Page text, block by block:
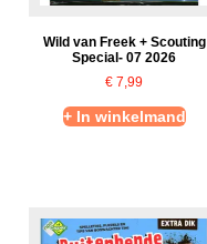
Wild van Freek + Scouting
Special- 07 2026
€ 7,99
+ In winkelmand